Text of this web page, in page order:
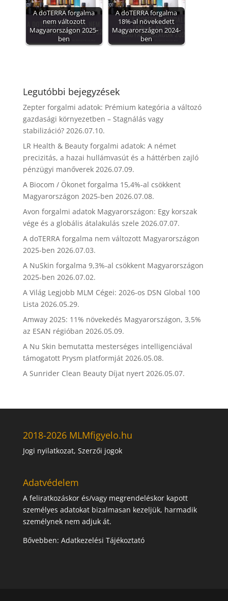
A doTERRA forgalma
nem változott
Magyarországon 2025-
ben
A doTERRA forgalma
18%-al növekedett
Magyarországon 2024-
ben
Legutóbbi bejegyzések
Zepter forgalmi adatok: Prémium kategória a változó
gazdasági környezetben – Stagnálás vagy
stabilizáció? 2026.07.10.
LR Health & Beauty forgalmi adatok: A német
precizitás, a hazai hullámvasút és a háttérben zajló
pénzügyi manőverek 2026.07.09.
A Biocom / Ökonet forgalma 15,4%-al csökkent
Magyarországon 2025-ben 2026.07.08.
Avon forgalmi adatok Magyarországon: Egy korszak
vége és a globális átalakulás szele 2026.07.07.
A doTERRA forgalma nem változott Magyarországon
2025-ben 2026.07.03.
A NuSkin forgalma 9,3%-al csökkent Magyarországon
2025-ben 2026.07.02.
A Világ Legjobb MLM Cégei: 2026-os DSN Global 100
Lista 2026.05.29.
Amway 2025: 11% növekedés Magyarországon, 3,5%
az ESAN régióban 2026.05.09.
A Nu Skin bemutatta mesterséges intelligenciával
támogatott Prysm platformját 2026.05.08.
A Sunrider Clean Beauty Díjat nyert 2026.05.07.
2018-2026 MLMfigyelo.hu
Jogi nyilatkozat, Szerzői jogok
Adatvédelem
A feliratkozáskor és/vagy megrendeléskor kapott
személyes adatokat bizalmasan kezeljük, harmadik
személynek nem adjuk át.
Bővebben: Adatkezelési Tájékoztató